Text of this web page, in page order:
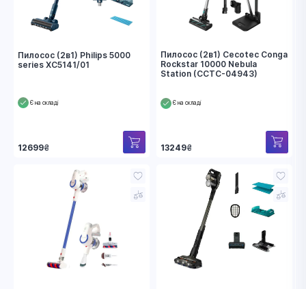
Пилосос (2в1) Philips 5000
series XC5141/01
Є на складі
12699₴
Пилосос (2в1) Cecotec Conga
Rockstar 10000 Nebula
Station (CCTC-04943)
Є на складі
13249₴